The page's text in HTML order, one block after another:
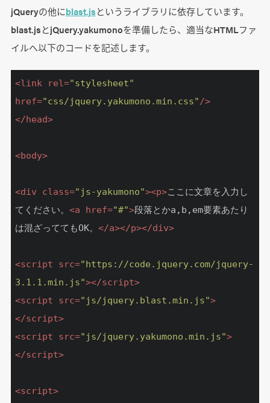
jQueryの他にblast.jsというライブラリに依存しています。
blast.jsとjQuery.yakumonoを準備したら、適当なHTMLファ
イルへ以下のコードを記述します。
<link rel="stylesheet"
href="css/jquery.yakumono.min.css"/>
</head>
<body>
<div class="js-yakumono"><p>ここに文章を入力し
てください。<a href="#">段落とかa,b,em要素あたり
は混ざっててもOK。</a></p></div>
<script src="https://code.jquery.com/jquery-
3.1.1.min.js"></script>
<script src="js/jquery.blast.min.js">
</script>
<script src="js/jquery.yakumono.min.js">
</script>
<script>